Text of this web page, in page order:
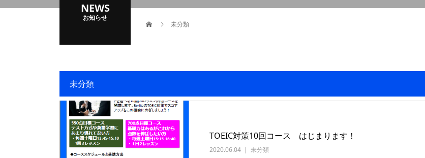
NEWS
お知らせ
未分類
未分類
TOEIC対策10回コース はじまります！
2020.06.04 未分類